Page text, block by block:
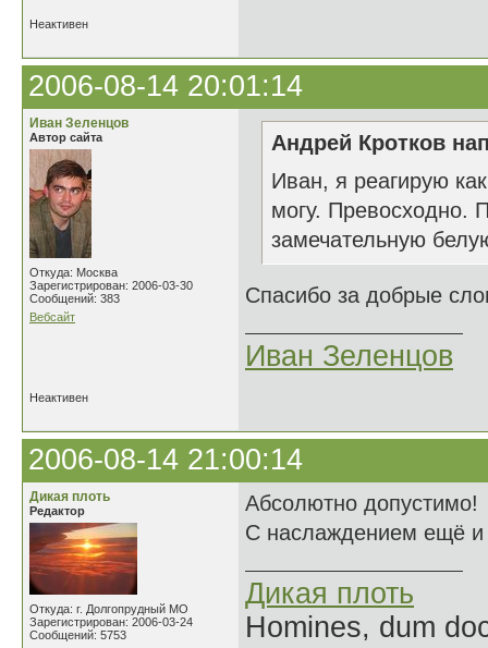
Неактивен
2006-08-14 20:01:14
Иван Зеленцов
Автор сайта
Откуда: Москва
Зарегистрирован: 2006-03-30
Сообщений: 383
Вебсайт
Андрей Кротков
Иван, я реагирую
могу. Превосходно.
замечательную
Спасибо за добрые
Иван Зеленцов
Неактивен
2006-08-14 21:00:14
Дикая плоть
Редактор
Откуда: г. Долгопрудный МО
Зарегистрирован: 2006-03-24
Сообщений: 5753
Абсолютно допустимо!
С наслаждением ещё и
Дикая плоть
Homines, dum